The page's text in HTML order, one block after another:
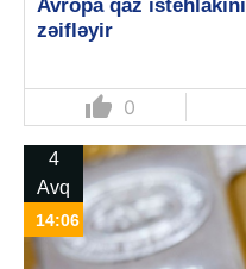
Avropa qaz
zəifləyir
thumb_up 0
4
Avq
14:06